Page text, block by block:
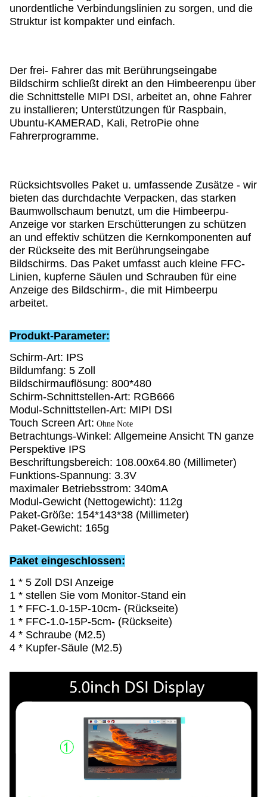
unordentliche Verbindungslinien zu sorgen, und die
Struktur ist kompakter und einfach.
Der frei- Fahrer das mit Berührungseingabe
Bildschirm schließt direkt an den Himbeerenpu über
die Schnittstelle MIPI DSI, arbeitet an, ohne Fahrer
zu installieren; Unterstützungen für Raspbain,
Ubuntu-KAMERAD, Kali, RetroPie ohne
Fahrerprogramme.
Rücksichtsvolles Paket u. umfassende Zusätze - wir
bieten das durchdachte Verpacken, das starken
Baumwollschaum benutzt, um die Himbeerpu-
Anzeige vor starken Erschütterungen zu schützen
an und effektiv schützen die Kernkomponenten auf
der Rückseite des mit Berührungseingabe
Bildschirms. Das Paket umfasst auch kleine FFC-
Linien, kupferne Säulen und Schrauben für eine
Anzeige des Bildschirm-, die mit Himbeerpu
arbeitet.
Produkt-Parameter:
Schirm-Art: IPS
Bildumfang: 5 Zoll
Bildschirmauflösung: 800*480
Schirm-Schnittstellen-Art: RGB666
Modul-Schnittstellen-Art: MIPI DSI
Touch Screen Art: Ohne Note
Betrachtungs-Winkel: Allgemeine Ansicht TN ganze
Perspektive IPS
Beschriftungsbereich: 108.00x64.80 (Millimeter)
Funktions-Spannung: 3.3V
maximaler Betriebsstrom: 340mA
Modul-Gewicht (Nettogewicht): 112g
Paket-Größe: 154*143*38 (Millimeter)
Paket-Gewicht: 165g
Paket eingeschlossen:
1 * 5 Zoll DSI Anzeige
1 * stellen Sie vom Monitor-Stand ein
1 * FFC-1.0-15P-10cm- (Rückseite)
1 * FFC-1.0-15P-5cm- (Rückseite)
4 * Schraube (M2.5)
4 * Kupfer-Säule (M2.5)